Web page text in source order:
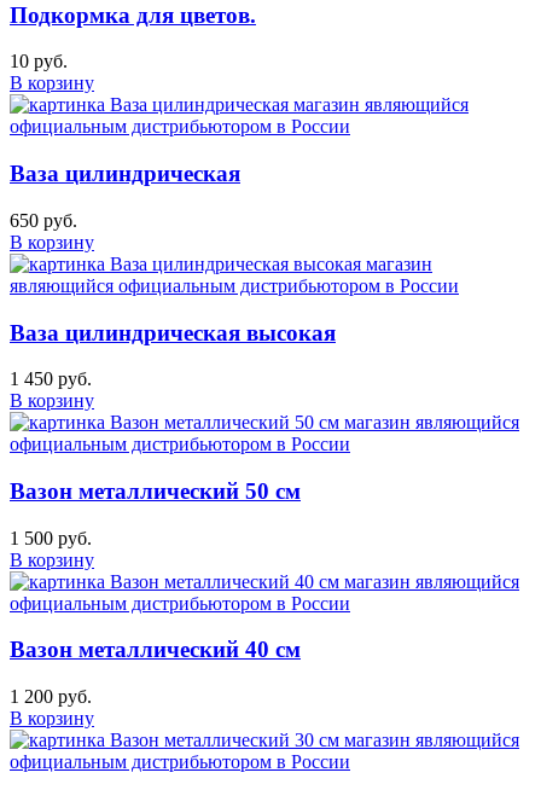
Подкормка для цветов.
10 руб.
В корзину
Ваза цилиндрическая
650 руб.
В корзину
Ваза цилиндрическая высокая
1 450 руб.
В корзину
Вазон металлический 50 см
1 500 руб.
В корзину
Вазон металлический 40 см
1 200 руб.
В корзину